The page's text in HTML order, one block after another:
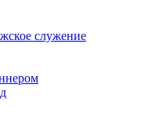
служение